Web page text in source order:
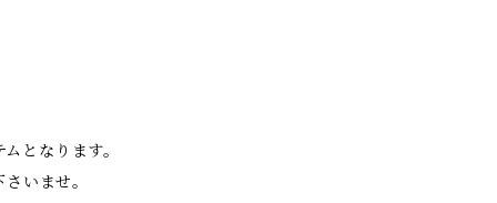
となります。
いませ。